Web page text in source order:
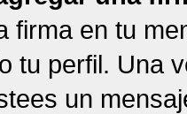
firma en tu
tu perfil. Una
un